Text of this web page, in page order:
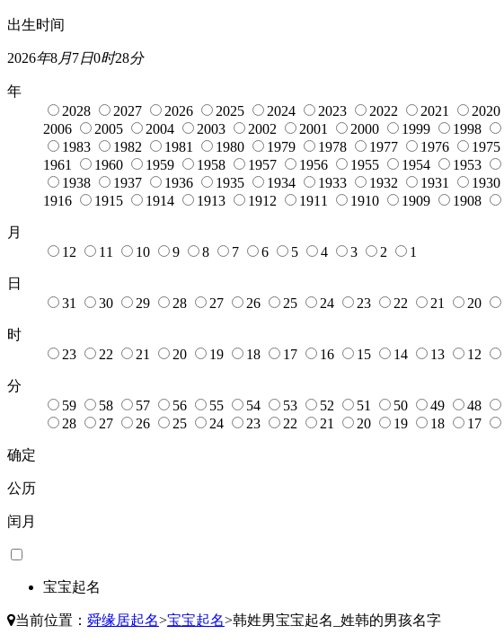
出生时间
2026年8月7日0时28分
年
2028
2027 2026 2025 2024 2023 2022 2021 2020
2006
2005 2004 2003 2002 2001 2000 1999 1998
1983
1982 1981 1980 1979 1978 1977 1976 1975
1961
1960 1959 1958 1957 1956 1955 1954 1953
1938
1937 1936 1935 1934 1933 1932 1931 1930
1916
1915 1914 1913 1912 1911 1910 1909 1908
月
12
11 10 9 8 7 6 5 4 3 2 1
日
31
30 29 28 27 26 25 24 23 22 21 20
时
23
22 21 20 19 18 17 16 15 14 13 12
分
59
58 57 56 55 54 53 52 51 50 49 48
28
27 26 25 24 23 22 21 20 19 18 17
确定
公历
闰月
宝宝起名
当前位置： 舜缘居起名>宝宝起名>韩姓男宝宝起名_姓韩的男孩名字